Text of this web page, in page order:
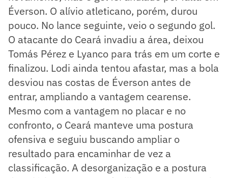
Éverson. O alívio atleticano, porém, durou
pouco. No lance seguinte, veio o segundo gol.
O atacante do Ceará invadiu a área, deixou
Tomás Pérez e Lyanco para trás em um corte e
finalizou. Lodi ainda tentou afastar, mas a bola
desviou nas costas de Éverson antes de
entrar, ampliando a vantagem cearense.
Mesmo com a vantagem no placar e no
confronto, o Ceará manteve uma postura
ofensiva e seguiu buscando ampliar o
resultado para encaminhar de vez a
classificação. A desorganização e a postura